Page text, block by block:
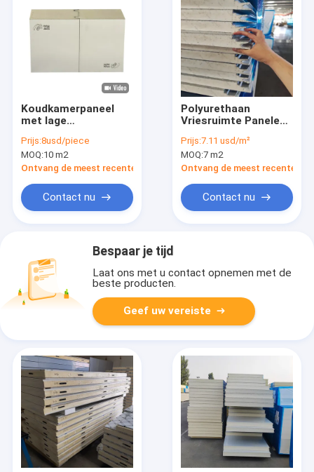
Koudkamerpaneel
met lage
voor
temperatuurregeling
Prijs:8usd/piece
MOQ:10 m2
Ontvang de meest recente Prijs
Contact nu
Polyurethaan
Vriesruimte Panelen
koelruimte Sandwich
Panel Voor
koelopslag
Prijs:7.11 usd/m²
MOQ:7 m2
Ontvang de meest recente
Contact nu
Bespaar je tijd
Laat ons met u contact opnemen met de
beste producten.
Geef uw vereiste